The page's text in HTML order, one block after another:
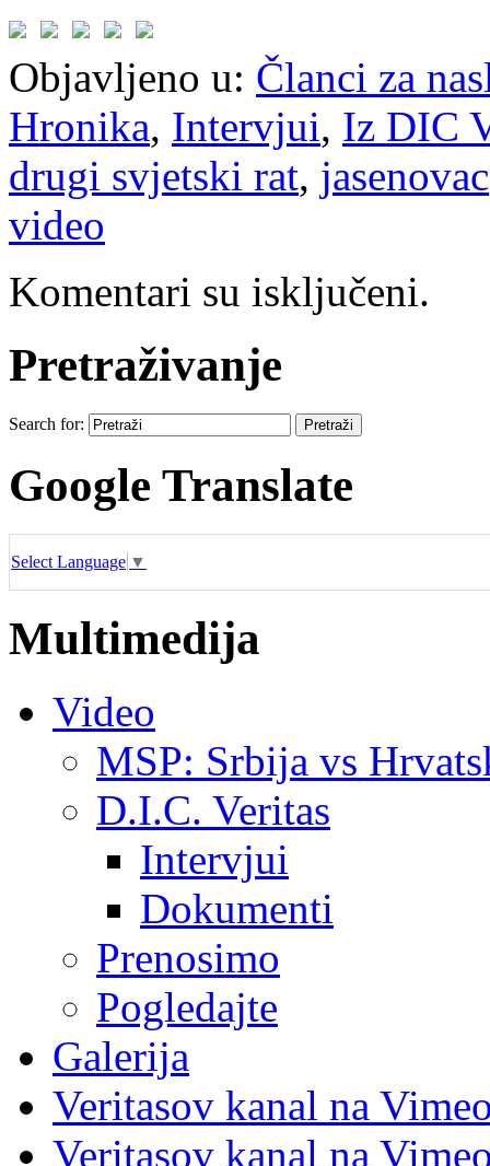
Objavljeno u: Članci za
Hronika, Intervjui, Iz DIC
drugi svjetski rat, jasenovac
video
Komentari su isključeni.
Pretraživanje
Search for:
Google Translate
Select Language ▼
Multimedija
Video
MSP: Srbija vs
D.I.C. Veritas
Intervjui
Dokumenti
Prenosimo
Pogledajte
Galerija
Veritasov kanal na
Veritasov kanal na